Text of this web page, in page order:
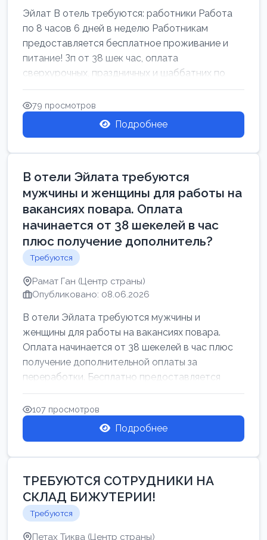
Эйлат В отель требуются: работники Работа
по 8 часов 6 дней в неделю Работникам
предоставляется бесплатное проживание и
питание! Зп от 38 шек час, оплата
сверхурочных, праздничных и шаббатних по
закон...
79 просмотров
Подробнее
В отели Эйлата требуются
мужчины и женщины для работы на
вакансиях повара. Оплата
начинается от 38 шекелей в час
плюс получение дополнитель?
Требуются
Рамат Ган (Центр страны)
Опубликовано: 08.06.2026
В отели Эйлата требуются мужчины и
женщины для работы на вакансиях повара.
Оплата начинается от 38 шекелей в час плюс
получение дополнительной оплаты за
переработки. Бесплатно предоставляется
проживан...
107 просмотров
Подробнее
ТРЕБУЮТСЯ СОТРУДНИКИ НА
СКЛАД БИЖУТЕРИИ!
Требуются
Петах Тиква (Центр страны)